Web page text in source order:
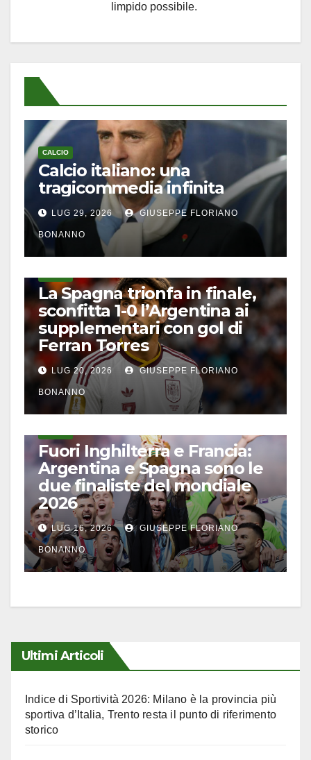
limpido possibile.
CALCIO
Calcio italiano: una
tragicommedia infinita
LUG 29, 2026 GIUSEPPE FLORIANO
BONANNO
La Spagna trionfa in finale,
sconfitta 1-0 l’Argentina ai
supplementari con gol di
Ferran Torres
LUG 20, 2026 GIUSEPPE FLORIANO
BONANNO
Fuori Inghilterra e Francia:
Argentina e Spagna sono le
due finaliste del mondiale
2026
LUG 16, 2026 GIUSEPPE FLORIANO
BONANNO
Ultimi Articoli
Indice di Sportività 2026: Milano è la provincia più
sportiva d’Italia, Trento resta il punto di riferimento
storico